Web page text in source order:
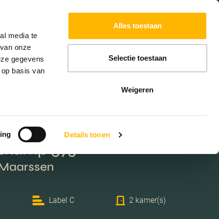
media te
onze
gegevens
basis van
Details tonen
Alles toestaan
Selectie toestaan
Weigeren
EXTRA DIENSTEN
573
Label C 2 kamer(s)